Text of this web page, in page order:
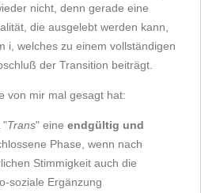
nicht, denn gerade eine
die ausgelebt werden kann,
i, welches zu einem vollständigen
der Transition beiträgt.
von mir mal gesagt hat:
"Trans" eine endgültig und
Phase, wenn nach
Stimmigkeit auch die
soziale Ergänzung